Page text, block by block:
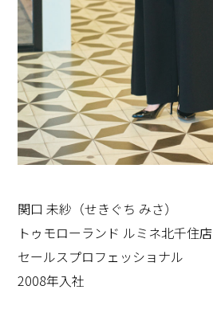
関口 未紗（せきぐち みさ）
トゥモローランド ルミネ北千住店
セールスプロフェッショナル
2008年入社